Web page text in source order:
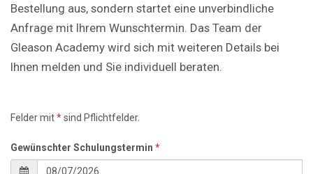
Bestellung aus, sondern startet eine unverbindliche
Anfrage mit Ihrem Wunschtermin. Das Team der
Gleason Academy wird sich mit weiteren Details bei
Ihnen melden und Sie individuell beraten.
Felder mit*sind Pflichtfelder.
Gewünschter Schulungstermin *